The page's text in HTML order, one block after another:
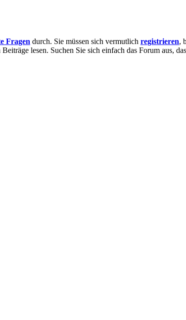
Fragen durch. Sie müssen sich vermutlich registrieren,
lesen. Suchen Sie sich einfach das Forum aus,